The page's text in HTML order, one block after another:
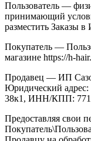
Пользователь —
принимающий
разместить Заказы в
Покупатель —
магазине https://h-
Продавец — ИП
Юридический адрес:
38к1, ИНН/КПП:
Предоставляя свои